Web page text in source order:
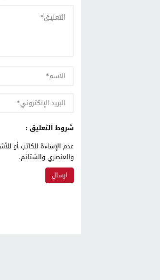
شروط التعليق :
عدم الإساءة للكاتب أو
والعنصري والشتائم.